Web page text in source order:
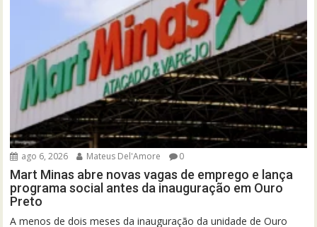
ago 6, 2026 Mateus Del'Amore 0
Mart Minas abre novas vagas de emprego e lança
programa social antes da inauguração em Ouro
Preto
A menos de dois meses da inauguração da unidade de Ouro